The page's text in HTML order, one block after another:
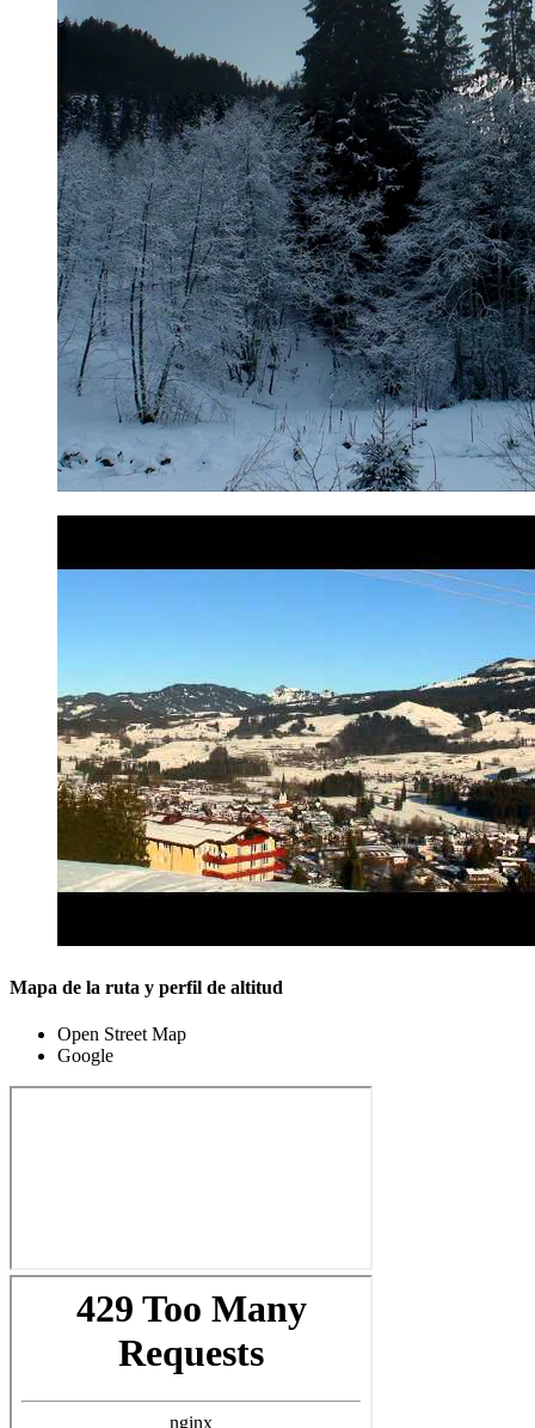
Mapa de la ruta y perfil de altitud
Open Street Map
Google